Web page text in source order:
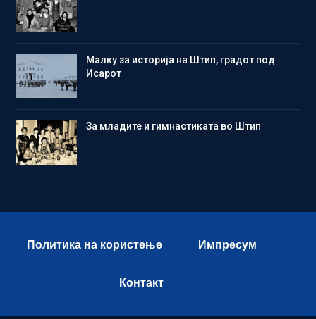
Малку за историја на Штип, градот под
Исарот
Зa младите и гимнастиката во Штип
Политика на користење Импресум
Контакт